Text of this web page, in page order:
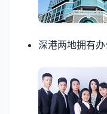
深港两地拥有办